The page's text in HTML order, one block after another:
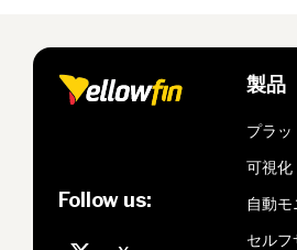
Follow us:
製品
プラッ
可視化
自動
セルフ